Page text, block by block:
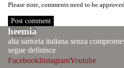
Please note, comments need to be
Post comment
heemia
alta sartoria italiana senza
segue definisce
FacebookInstagramYoutube